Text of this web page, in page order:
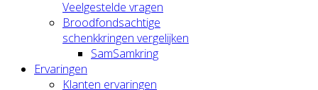
Veelgestelde vragen
Broodfondsachtige
schenkkringen vergelijken
SamSamkring
Ervaringen
Klanten ervaringen